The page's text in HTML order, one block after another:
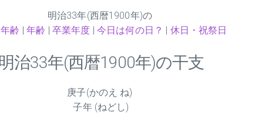
明治33年(西暦1900年)の
年齢 |年齢 | 卒業年度 | 今日は何の日？ | 休日・祝祭日
治33年(西暦1900年)の干支
庚子(かのえ ね)
子年 (ねどし)